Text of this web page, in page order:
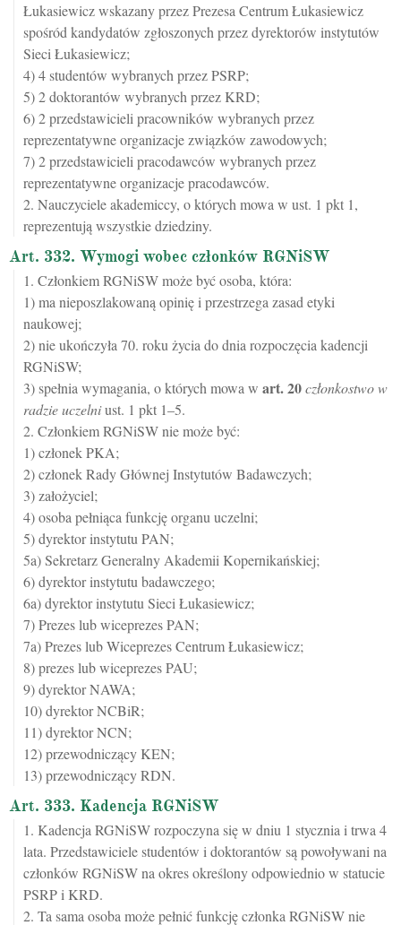
Łukasiewicz wskazany przez Prezesa Centrum Łukasiewicz
spośród kandydatów zgłoszonych przez dyrektorów instytutów
Sieci Łukasiewicz;
4) 4 studentów wybranych przez PSRP;
5) 2 doktorantów wybranych przez KRD;
6) 2 przedstawicieli pracowników wybranych przez
reprezentatywne organizacje związków zawodowych;
7) 2 przedstawicieli pracodawców wybranych przez
reprezentatywne organizacje pracodawców.
2. Nauczyciele akademiccy, o których mowa w ust. 1 pkt 1,
reprezentują wszystkie dziedziny.
Art. 332. Wymogi wobec członków RGNiSW
1. Członkiem RGNiSW może być osoba, która:
1) ma nieposzlakowaną opinię i przestrzega zasad etyki
naukowej;
2) nie ukończyła 70. roku życia do dnia rozpoczęcia kadencji
RGNiSW;
3) spełnia wymagania, o których mowa w art.20członkostwo w
radzie uczelniust. 1 pkt 1–5.
2. Członkiem RGNiSW nie może być:
1) członek PKA;
2) członek Rady Głównej Instytutów Badawczych;
3) założyciel;
4) osoba pełniąca funkcję organu uczelni;
5) dyrektor instytutu PAN;
5a) Sekretarz Generalny Akademii Kopernikańskiej;
6) dyrektor instytutu badawczego;
6a) dyrektor instytutu Sieci Łukasiewicz;
7) Prezes lub wiceprezes PAN;
7a) Prezes lub Wiceprezes Centrum Łukasiewicz;
8) prezes lub wiceprezes PAU;
9) dyrektor NAWA;
10) dyrektor NCBiR;
11) dyrektor NCN;
12) przewodniczący KEN;
13) przewodniczący RDN.
Art. 333. Kadencja RGNiSW
1. Kadencja RGNiSW rozpoczyna się w dniu 1 stycznia i trwa 4
lata. Przedstawiciele studentów i doktorantów są powoływani na
członków RGNiSW na okres określony odpowiednio w statucie
PSRP i KRD.
2. Ta sama osoba może pełnić funkcję członka RGNiSW nie